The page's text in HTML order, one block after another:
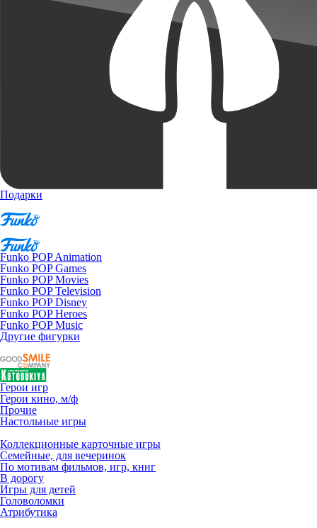
Подарки
Funko POP Animation
Funko POP Games
Funko POP Movies
Funko POP Television
Funko POP Disney
Funko POP Heroes
Funko POP Music
Другие фигурки
Герои игр
Герои кино, м/ф
Прочие
Настольные игры
Коллекционные карточные игры
Семейные, для вечеринок
По мотивам фильмов, игр, книг
В дорогу
Игры для детей
Головоломки
Атрибутика